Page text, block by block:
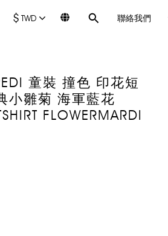
$ TWD 聯絡我們
童裝 撞色 印花短
小雛菊 海軍藍花
FLOWERMARDI